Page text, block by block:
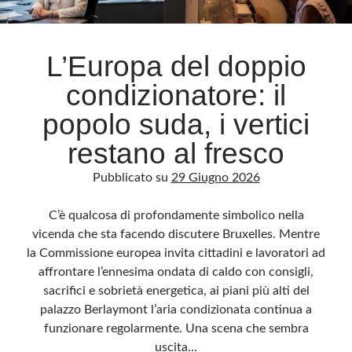
Archivio
Archivi
Categorie
senza alcuna periodicità. Non può pertanto considerarsi un prodotto editoriale ai
pubblicato dai lettori nei commenti ai vari post. Saranno comunque cancellati quelli
ritenuti offensivi o lesivi dell’immagine o dell’onorabilità di terzi, di genere spam,
razzisti o che contengano dati personali non conformi al rispetto delle norme sulla
privacy. Alcune immagini inserite in questo blog sono tratte da Internet e, pertanto,
considerate di pubblico dominio. Qualora la loro pubblicazione violasse eventuali
diritti d’autore, vi invito a comunicarlo via e-mail a info[at]dinovalle.it e saranno
immediatamente rimosse. L’autore del blog non è responsabile dei siti collegati
tramite link né del loro contenuto, che può essere soggetto a variazioni nel tempo.
L’Europa del doppio
condizionatore: il
popolo suda, i vertici
restano al fresco
Pubblicato su 29 Giugno 2026
C’è qualcosa di profondamente simbolico nella
vicenda che sta facendo discutere Bruxelles. Mentre
la Commissione europea invita cittadini e lavoratori ad
affrontare l’ennesima ondata di caldo con consigli,
sacrifici e sobrietà energetica, ai piani più alti del
palazzo Berlaymont l’aria condizionata continua a
funzionare regolarmente. Una scena che sembra
uscita…